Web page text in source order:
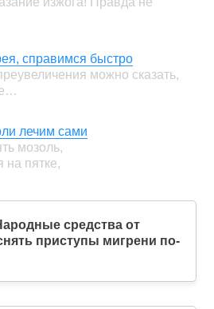
справимся быстро
можно сказать,
лечим сами
мозоль,
на пятке,
средства от
приступы мигрени по-